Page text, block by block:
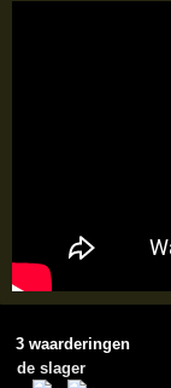
3 waarderingen
de slager